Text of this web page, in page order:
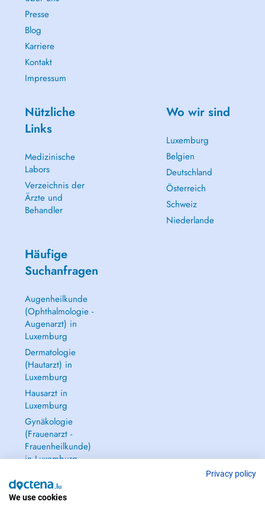
Presse
Blog
Karriere
Kontakt
Impressum
Nützliche
Links
Medizinische
Labors
Verzeichnis der
Ärzte und
Behandler
Wo wir sind
Luxemburg
Belgien
Deutschland
Österreich
Schweiz
Niederlande
Häufige
Suchanfragen
Augenheilkunde
(Ophthalmologie -
Augenarzt) in
Luxemburg
Dermatologie
(Hautarzt) in
Luxemburg
Hausarzt in
Luxemburg
Gynäkologie
(Frauenarzt -
Frauenheilkunde)
in Luxemburg
Privacy policy
We use cookies